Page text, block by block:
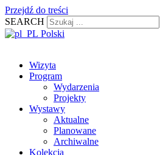
Przejdź do treści
SEARCH
Polski
Wizyta
Program
Wydarzenia
Projekty
Wystawy
Aktualne
Planowane
Archiwalne
Kolekcja